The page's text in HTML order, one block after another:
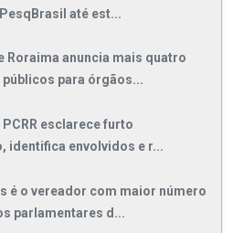
PesqBrasil até est...
Roraima anuncia mais quatro
para órgãos...
PCRR esclarece furto
identifica envolvidos e r...
é o vereador com maior número
parlamentares d...